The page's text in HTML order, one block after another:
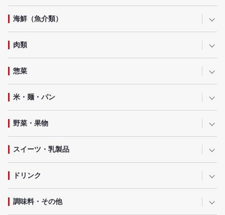
海鮮（魚介類）
肉類
惣菜
米・麺・パン
野菜・果物
スイーツ・乳製品
ドリンク
調味料・その他